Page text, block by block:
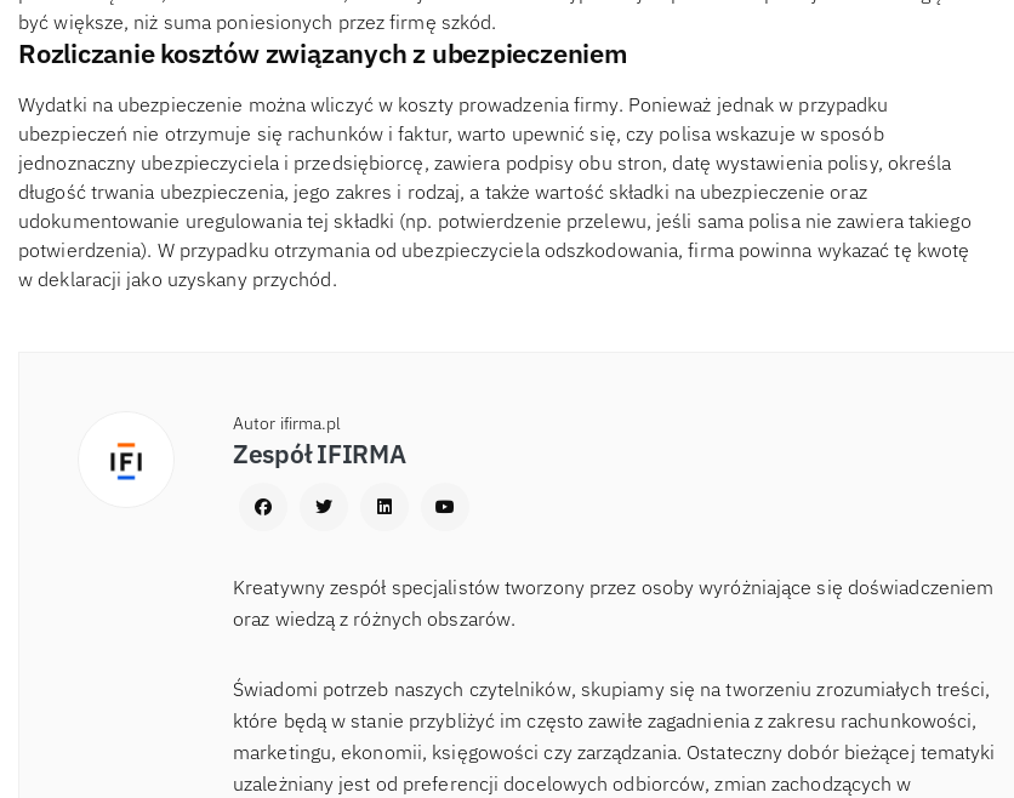
być większe, niż suma poniesionych przez firmę szkód.
Rozliczanie kosztów związanych z ubezpieczeniem
Wydatki na ubezpieczenie można wliczyć w koszty prowadzenia firmy. Ponieważ jednak w przypadku
ubezpieczeń nie otrzymuje się rachunków i faktur, warto upewnić się, czy polisa wskazuje w sposób
jednoznaczny ubezpieczyciela i przedsiębiorcę, zawiera podpisy obu stron, datę wystawienia polisy, określa
długość trwania ubezpieczenia, jego zakres i rodzaj, a także wartość składki na ubezpieczenie oraz
udokumentowanie uregulowania tej składki (np. potwierdzenie przelewu, jeśli sama polisa nie zawiera takiego
potwierdzenia). W przypadku otrzymania od ubezpieczyciela odszkodowania, firma powinna wykazać tę kwotę
w deklaracji jako uzyskany przychód.
Autor ifirma.pl
Zespół IFIRMA
Kreatywny zespół specjalistów tworzony przez osoby wyróżniające się doświadczeniem
oraz wiedzą z różnych obszarów.
Świadomi potrzeb naszych czytelników, skupiamy się na tworzeniu zrozumiałych treści,
które będą w stanie przybliżyć im często zawiłe zagadnienia z zakresu rachunkowości,
marketingu, ekonomii, księgowości czy zarządzania. Ostateczny dobór bieżącej tematyki
uzależniany jest od preferencji docelowych odbiorców, zmian zachodzących w